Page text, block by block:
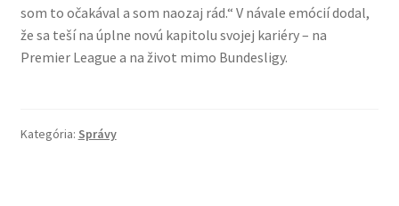
som to očakával a som naozaj rád.“ V návale emócií dodal,
že sa teší na úplne novú kapitolu svojej kariéry – na
Premier League a na život mimo Bundesligy.
Kategória: Správy